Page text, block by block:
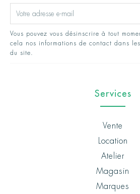
Vous pouvez vous désinscrire à tout
cela nos informations de contact dans
du site.
Services
Vente
Location
Atelier
Magasin
Marques